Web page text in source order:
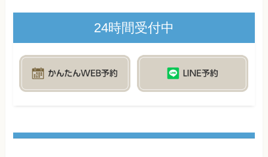
24時間受付中